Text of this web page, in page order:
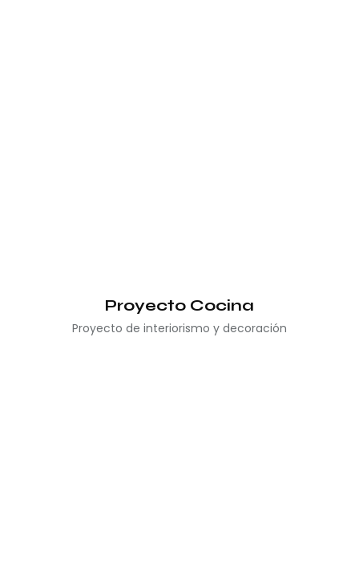
Proyecto Cocina
Proyecto de interiorismo y decoración